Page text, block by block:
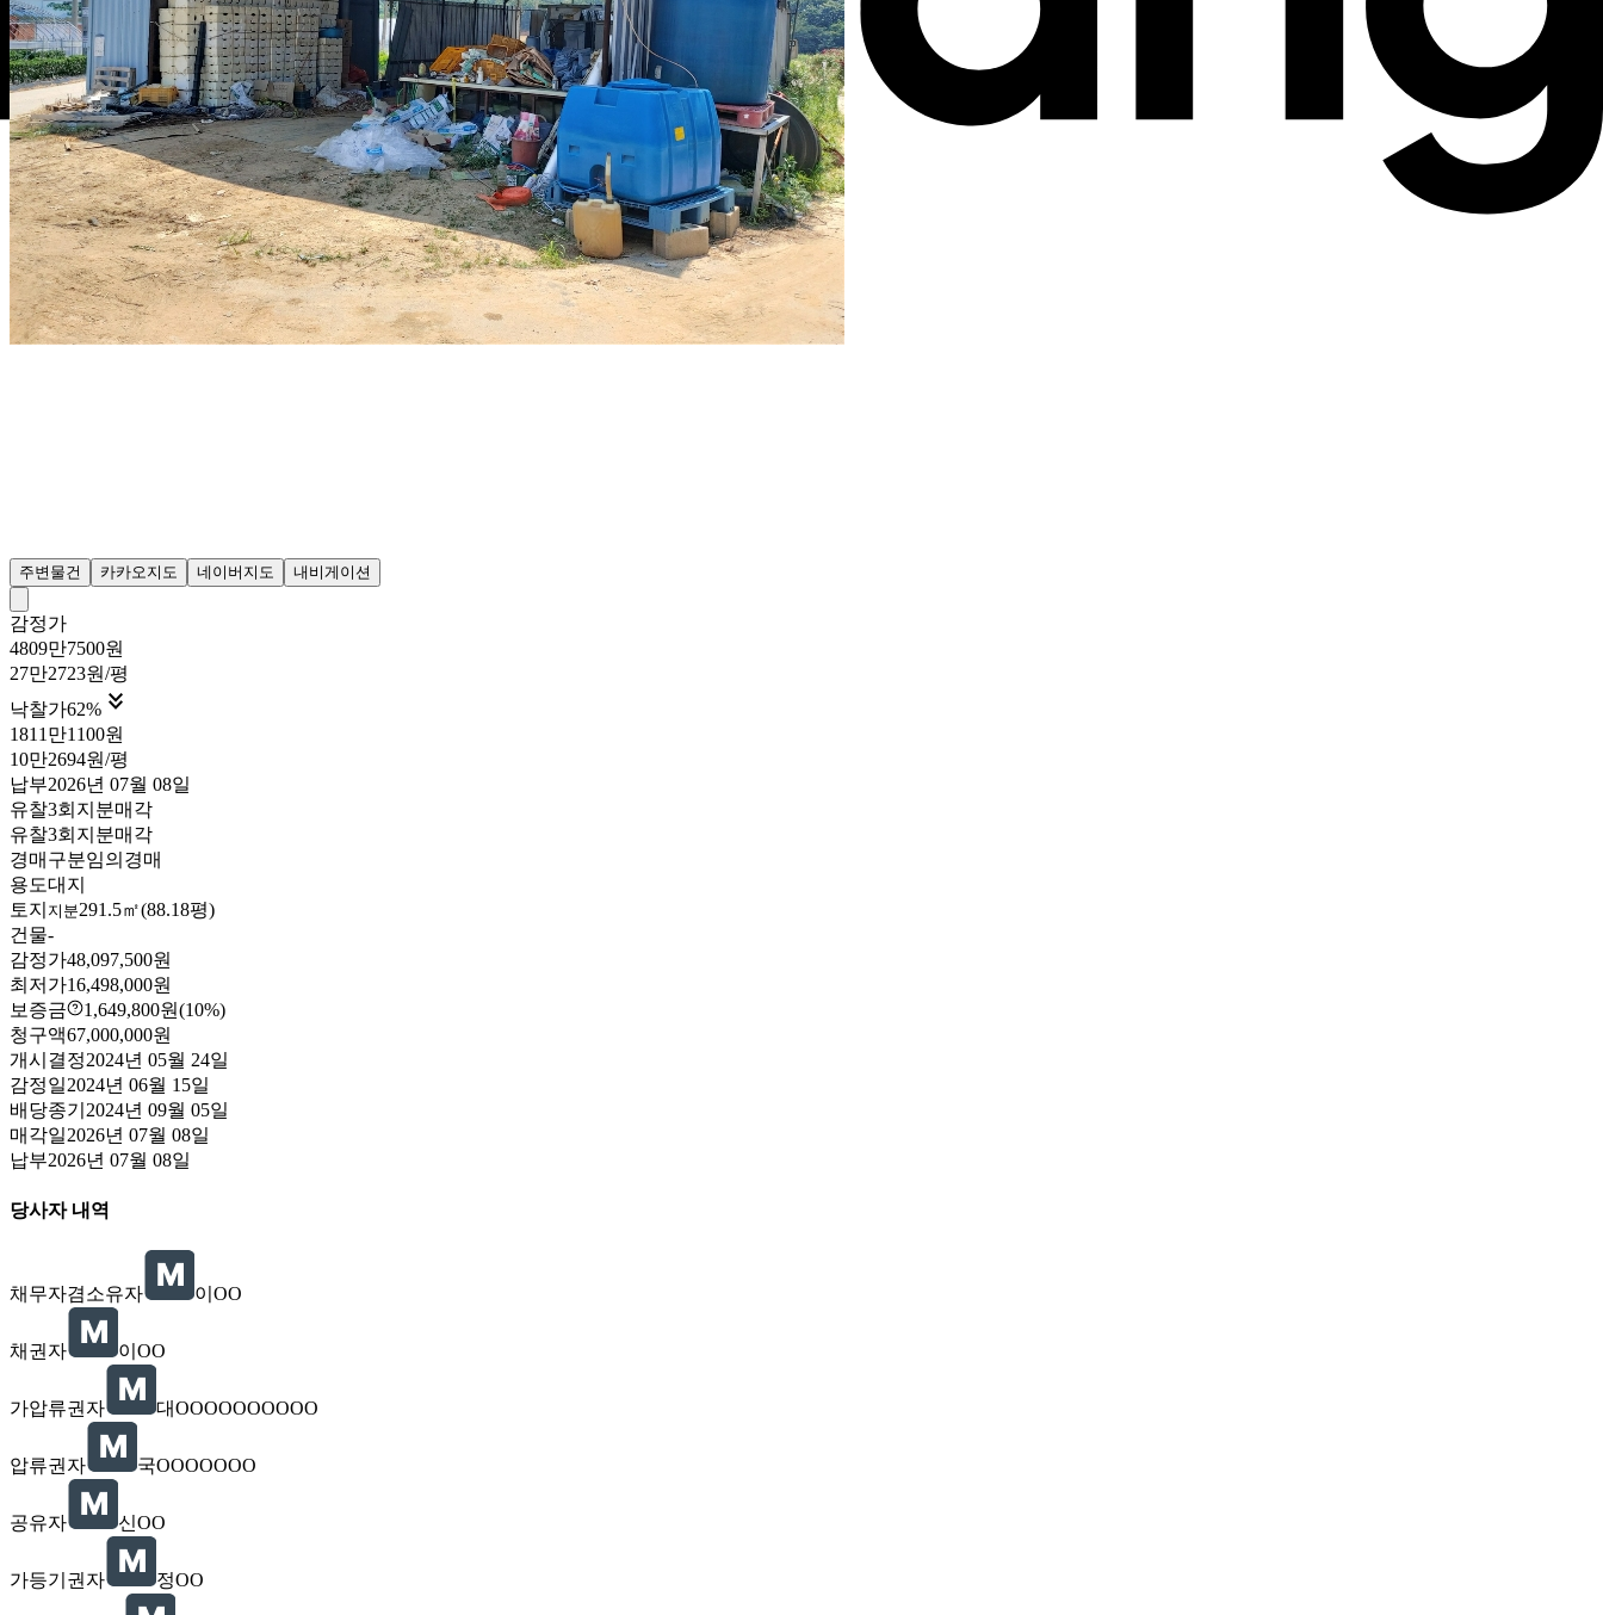
주변물건 카카오지도 네이버지도 내비게이션
감정가
4809만7500원
27만2723원/평
낙찰가62% 
1811만1100원
10만2694원/평
납부2026년 07월 08일
유찰3회 지분매각
유찰3회 지분매각
경매구분임의경매
용도대지
토지 지분291.5㎡(88.18평)
건물-
감정가48,097,500원
최저가16,498,000원
보증금
1,649,800원(10%)
청구액67,000,000원
개시결정2024년 05월 24일
감정일2024년 06월 15일
배당종기 2024년 09월 05일
매각일2026년 07월 08일
납부2026년 07월 08일
당사자 내역
채무자겸소유자 이OO
채권자 이OO
가압류권자 대OOOOOOOOOO
압류권자 국OOOOOOO
공유자 신OO
가등기권자 정OO